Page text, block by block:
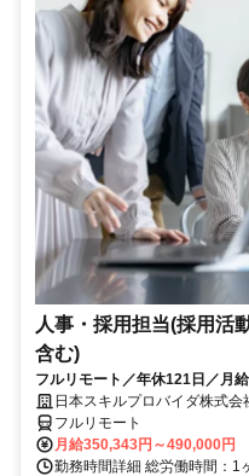
人事・採用担当(採用活
含む)
フルリモート／年休121日／月
日本スキルプロバイダ株式会
フルリモート
月給350,343円～490,000円
勤務時間詳細 総労働時間：1